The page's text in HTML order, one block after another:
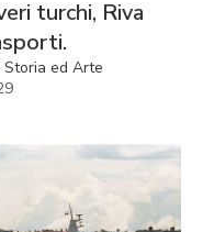
turchi, Riva
Storia ed Arte